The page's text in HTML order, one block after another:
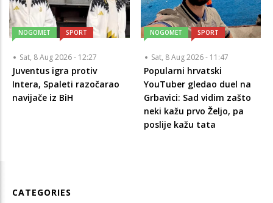
NOGOMET SPORT
Sat, 8 Aug 2026 - 12:27
Juventus igra protiv
Intera, Spaleti razočarao
navijače iz BiH
NOGOMET SPORT
Sat, 8 Aug 2026 - 11:47
Popularni hrvatski
YouTuber gledao duel na
Grbavici: Sad vidim zašto
neki kažu prvo Željo, pa
poslije kažu tata
CATEGORIES